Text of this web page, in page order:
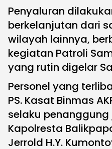
Penyaluran
berkelanjutan dari
wilayah lainnya,
kegiatan Patroli
yang rutin digelar
Personel yang
PS. Kasat Binmas
selaku
Kapolresta
Jerrold H.Y.